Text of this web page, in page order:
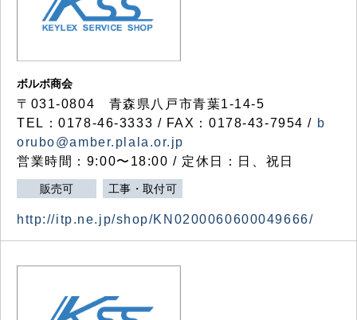
ボルボ商会
〒031-0804 青森県八戸市青葉1-14-5
TEL：0178-46-3333 / FAX：0178-43-7954 / b
orubo@amber.plala.or.jp
営業時間：9:00〜18:00 / 定休日：日、祝日
販売可 工事・取付可
http://itp.ne.jp/shop/KN0200060600049666/